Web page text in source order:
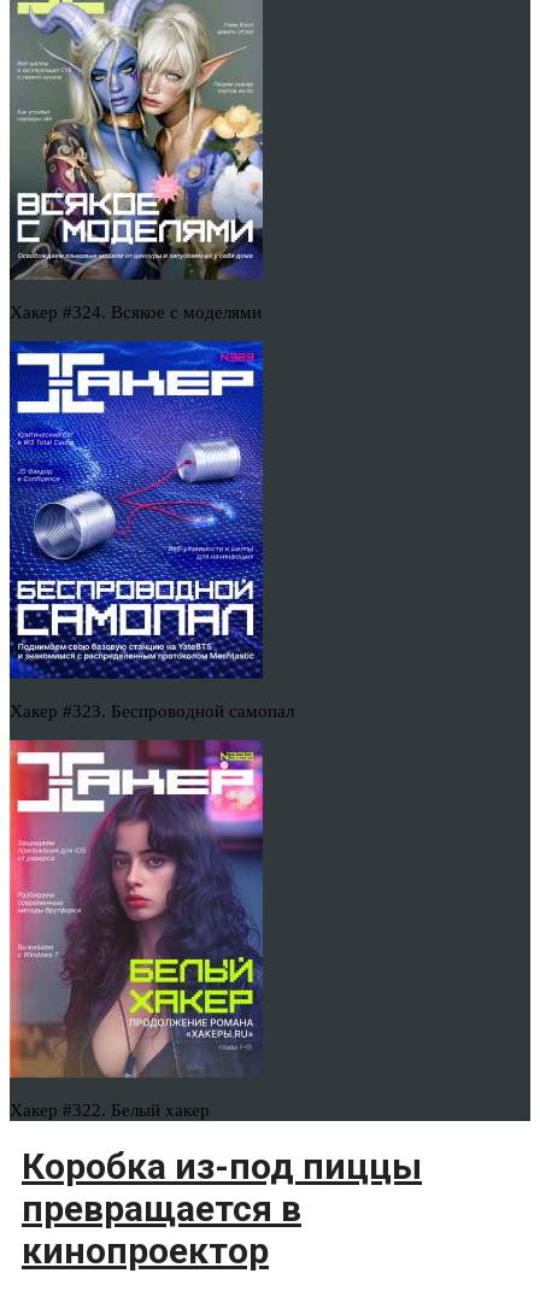
Хакер #324. Всякое с моделями
Хакер #323. Беспроводной самопал
Хакер #322. Белый хакер
Коробка из-под пиццы
превращается в
кинопроектор